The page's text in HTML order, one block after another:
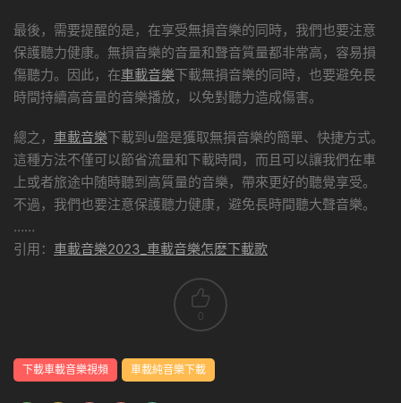
最後，需要提醒的是，在享受無損音樂的同時，我們也要注意
保護聽力健康。無損音樂的音量和聲音質量都非常高，容易損
傷聽力。因此，在車載音樂下載無損音樂的同時，也要避免長
時間持續高音量的音樂播放，以免對聽力造成傷害。
總之， 車載音樂下載到u盤是獲取無損音樂的簡單、快捷方式。
這種方法不僅可以節省流量和下載時間，而且可以讓我們在車
上或者旅途中随時聽到高質量的音樂，帶來更好的聽覺享受。
不過，我們也要注意保護聽力健康，避免長時間聽大聲音樂。
……
引用： 車載音樂2023_車載音樂怎麽下載歌
0
下載車載音樂視頻 車載純音樂下載